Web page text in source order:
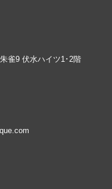
雀9 伏水ハイツ1･2階